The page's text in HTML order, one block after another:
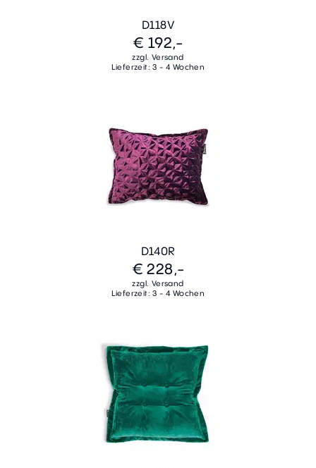
D118V
€ 192,-
zzgl. Versand
Lieferzeit: 3 - 4 Wochen
D140R
€ 228,-
zzgl. Versand
Lieferzeit: 3 - 4 Wochen